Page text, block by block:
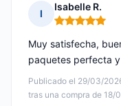
I
Isabelle R.
Nota: 5 de 5
Publicado el 29/03/
tras una compra de 18/
Muy satisfecha,
paquetes perfecta